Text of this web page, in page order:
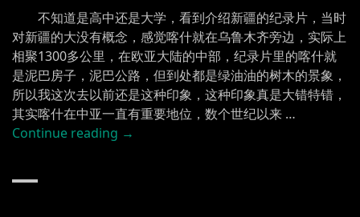
不知道是高中还是大学，看到介绍新疆的纪录片，当时
对新疆的大没有概念，感觉喀什就在乌鲁木齐旁边，实际上
相聚1300多公里，在欧亚大陆的中部，纪录片里的喀什就
是泥巴房子，泥巴公路，但到处都是绿油油的树木的景象，
所以我这次去以前还是这种印象，这种印象真是大错特错，
其实喀什在中亚一直有重要地位，数个世纪以来 …
Continue reading →